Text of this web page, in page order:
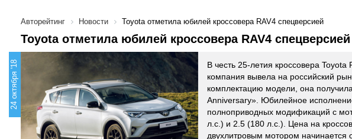
Авторейтинг Новости Toyota отметила юбилей кроссовера RAV4 спецверсией
Toyota отметила юбилей кроссовера RAV4 спецверсией
24 октября '18
В честь 25-летия кроссовера Toyota
компания вывела на российский
комплектацию модели, она
Anniversary». Юбилейное
полноприводных модификаций с
л.с.) и 2.5 (180 л.с.). Цена на
двухлитровым мотором начинается